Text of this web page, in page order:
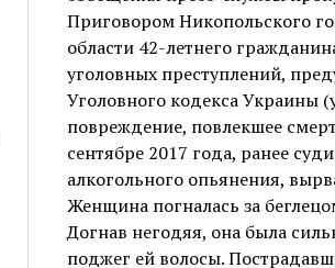
Приговором Никопольского
области 42-летнего
уголовных преступлений,
Уголовного кодекса Украины
повреждение, повлекшее
сентябре 2017 года, ранее
алкогольного опьянения,
Женщина погналась за
Догнав негодяя, она была
поджег ей волосы.